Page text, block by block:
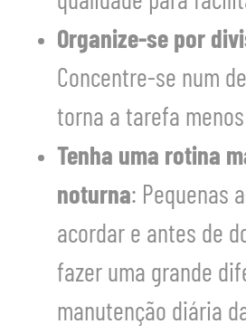
Organize-se por
Concentre-se num
torna a tarefa
Tenha uma rotina
noturna: Pequenas
acordar e antes de
fazer uma grande
manutenção diária